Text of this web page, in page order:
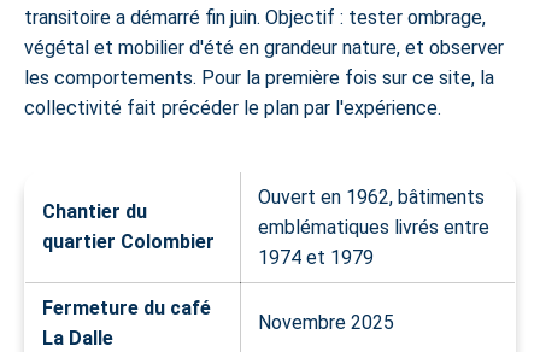
transitoire a démarré fin juin. Objectif : tester ombrage,
végétal et mobilier d'été en grandeur nature, et observer
les comportements. Pour la première fois sur ce site, la
collectivité fait précéder le plan par l'expérience.
Chantier du
quartier Colombier
Ouvert en 1962, bâtiments
emblématiques livrés entre
1974 et 1979
Fermeture du café
La Dalle
Novembre 2025